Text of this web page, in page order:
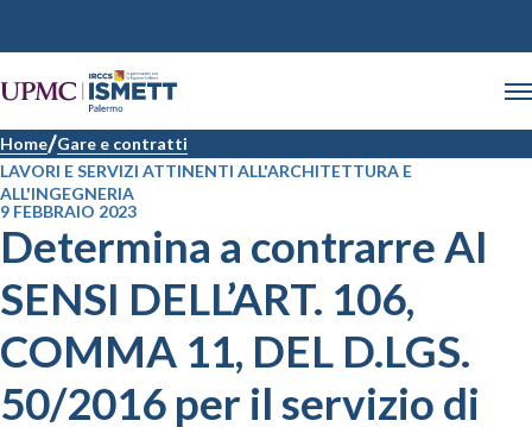
Home Gare e contratti
LAVORI E SERVIZI ATTINENTI ALL'ARCHITETTURA E
ALL'INGEGNERIA
9 FEBBRAIO 2023
Determina a contrarre AI
SENSI DELL’ART. 106,
COMMA 11, DEL D.LGS.
50/2016 per il servizio di